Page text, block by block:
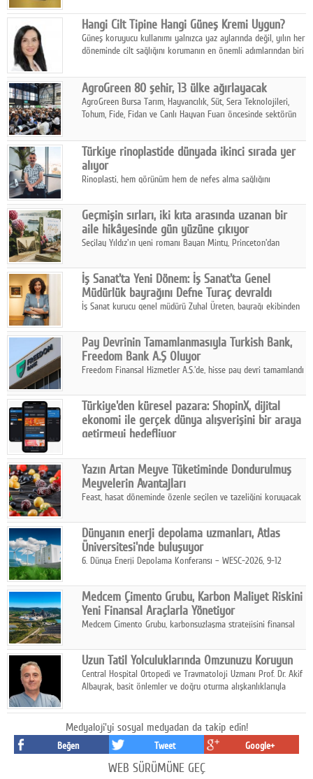
aksiyonu ve karanlık fantastik atmosferi bir araya getirmeyi
sürdürüyor.
Hangi Cilt Tipine Hangi Güneş Kremi Uygun?
Güneş koruyucu kullanımı yalnızca yaz aylarında değil, yılın her
döneminde cilt sağlığını korumanın en önemli adımlarından biri
AgroGreen 80 şehir, 13 ülke ağırlayacak
AgroGreen Bursa Tarım, Hayvancılık, Süt, Sera Teknolojileri,
Tohum, Fide, Fidan ve Canlı Hayvan Fuarı öncesinde sektörün
Türkiye rinoplastide dünyada ikinci sırada yer
alıyor
Rinoplasti, hem görünüm hem de nefes alma sağlığını
biri konumunda.
Geçmişin sırları, iki kıta arasında uzanan bir
aile hikâyesinde gün yüzüne çıkıyor
Seçilay Yıldız'ın yeni romanı Bayan Minty, Princeton'dan
katmanlı bir aile hikâyesi anlatıyor.
İş Sanat'ta Yeni Dönem: İş Sanat'ta Genel
Müdürlük bayrağını Defne Turaç devraldı
İş Sanat kurucu genel müdürü Zuhal Üreten, bayrağı ekibinden
Pay Devrinin Tamamlanmasıyla Turkish Bank,
Freedom Bank A.Ş Oluyor
Freedom Finansal Hizmetler A.Ş.'de, hisse pay devri tamamlandı
Turkish Bank'ın ticaret unvanının “Freedom Bank A.Ş.” olmasına
karar verildi.
Türkiye'den küresel pazara: ShopinX, dijital
ekonomi ile gerçek dünya alışverişini bir araya
getirmeyi hedefliyor
ekonomi ile gerçek dünya alışveriş deneyimi arasında köprü
kurmayı hedefleyen vizyonuyla uluslararası pazarlara açılıyor.
Yazın Artan Meyve Tüketiminde Dondurulmuş
Meyvelerin Avantajları
Feast, hasat döneminde özenle seçilen ve tazeliğini koruyacak
pratik, güvenilir ve lezzetli bir alternatif sunuyor.
Dünyanın enerji depolama uzmanları, Atlas
Üniversitesi'nde buluşuyor
6. Dünya Enerji Depolama Konferansı – WESC-2026, 9-12
sahipliğinde gerçekleştirilecek.
Medcem Çimento Grubu, Karbon Maliyet Riskini
Yeni Finansal Araçlarla Yönetiyor
Medcem Çimento Grubu, karbonsuzlaşma stratejisini finansal
Uzun Tatil Yolculuklarında Omzunuzu Koruyun
Central Hospital Ortopedi ve Travmatoloji Uzmanı Prof. Dr. Akif
Albayrak, basit önlemler ve doğru oturma alışkanlıklarıyla
Medyaloji'yi sosyal medyadan da takip edin!
Beğen Tweet Google+
WEB SÜRÜMÜNE GEÇ